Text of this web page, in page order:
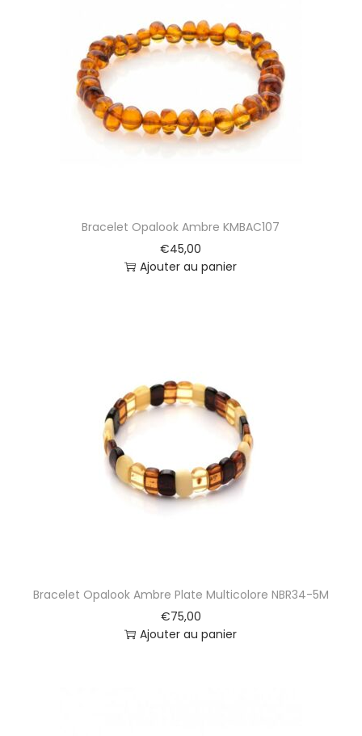
Bracelet Opalook Ambre KMBAC107
€45,00
Ajouter au panier
Bracelet Opalook Ambre Plate Multicolore NBR34-5M
€75,00
Ajouter au panier